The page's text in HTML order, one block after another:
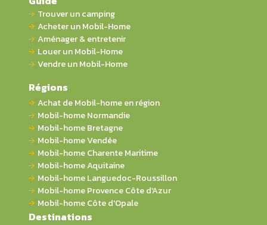
Trouver un camping
Acheter un Mobil-Home
Aménager & entretenir
Louer un Mobil-Home
Vendre un Mobil-Home
Régions
Achat de Mobil-home en région
Mobil-home Normandie
Mobil-home Bretagne
Mobil-home Vendée
Mobil-home Charente Maritime
Mobil-home Aquitaine
Mobil-home Languedoc-Roussillon
Mobil-home Provence Côte d'Azur
Mobil-home Côte d'Opale
Destinations